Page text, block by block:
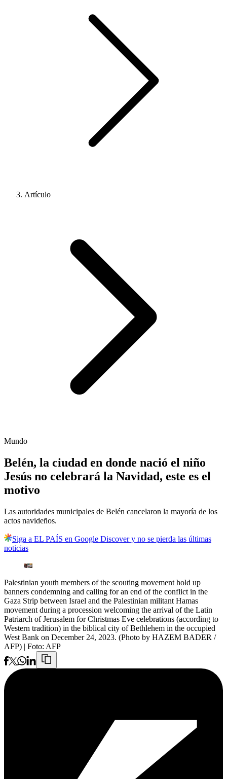
Artículo
Mundo
Belén, la ciudad en donde nació el niño
Jesús no celebrará la Navidad, este es el
motivo
Las autoridades municipales de Belén cancelaron la mayoría de los
actos navideños.
Siga a EL PAÍS en Google Discover y no se pierda las últimas
noticias
Palestinian youth members of the scouting movement hold up
banners condemning and calling for an end of the conflict in the
Gaza Strip between Israel and the Palestinian militant Hamas
movement during a procession welcoming the arrival of the Latin
Patriarch of Jerusalem for Christmas Eve celebrations (according to
Western tradition) in the biblical city of Bethlehem in the occupied
West Bank on December 24, 2023. (Photo by HAZEM BADER /
AFP) | Foto: AFP